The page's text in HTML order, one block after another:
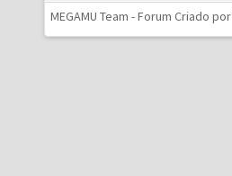
MEGAMU Team - Forum Criado por